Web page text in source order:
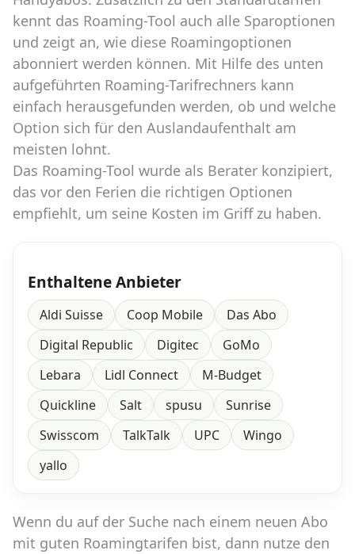
kennt das Roaming-Tool auch alle Sparoptionen
und zeigt an, wie diese Roamingoptionen
abonniert werden können. Mit Hilfe des unten
aufgeführten Roaming-Tarifrechners kann
einfach herausgefunden werden, ob und welche
Option sich für den Auslandaufenthalt am
meisten lohnt.
Das Roaming-Tool wurde als Berater konzipiert,
das vor den Ferien die richtigen Optionen
empfiehlt, um seine Kosten im Griff zu haben.
Enthaltene Anbieter
Aldi Suisse Coop Mobile
Das Abo
Digital Republic
Digitec
GoMo
Lebara
Lidl Connect
M-Budget
Quickline
Salt spusu
Sunrise
Swisscom
TalkTalk UPC
Wingo
yallo
Wenn du auf der Suche nach einem neuen Abo
mit guten Roamingtarifen bist, dann nutze den